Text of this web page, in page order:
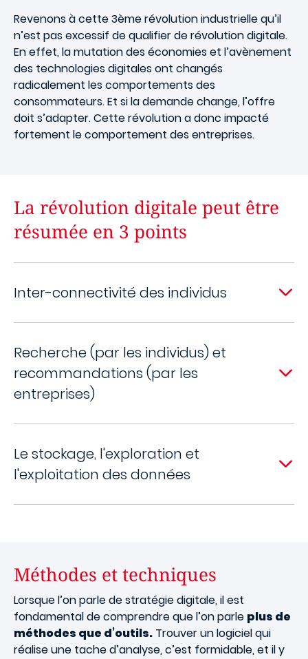
Revenons à cette 3ème révolution industrielle qu’il
n’est pas excessif de qualifier de révolution digitale.
En effet, la mutation des économies et l’avènement
des technologies digitales ont changés
radicalement les comportements des
consommateurs. Et si la demande change, l’offre
doit s’adapter. Cette révolution a donc impacté
fortement le comportement des entreprises.
La révolution digitale peut être
résumée en 3 points
Inter-connectivité des individus
Recherche (par les individus) et
recommandations (par les
entreprises)
Le stockage, l'exploration et
l'exploitation des données
Méthodes et techniques
Lorsque l’on parle de stratégie digitale, il est
fondamental de comprendre que l’on parle plus de
méthodes que d’outils. Trouver un logiciel qui
réalise une tache d’analyse, c’est formidable, et il y